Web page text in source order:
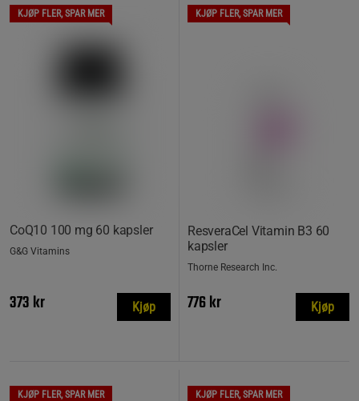
KJØP FLER, SPAR MER
CoQ10 100 mg 60 kapsler
G&G Vitamins
373 kr Kjøp
KJØP FLER, SPAR MER
ResveraCel Vitamin B3 60
kapsler
Thorne Research Inc.
776 kr Kjøp
KJØP FLER, SPAR MER KJØP FLER, SPAR MER